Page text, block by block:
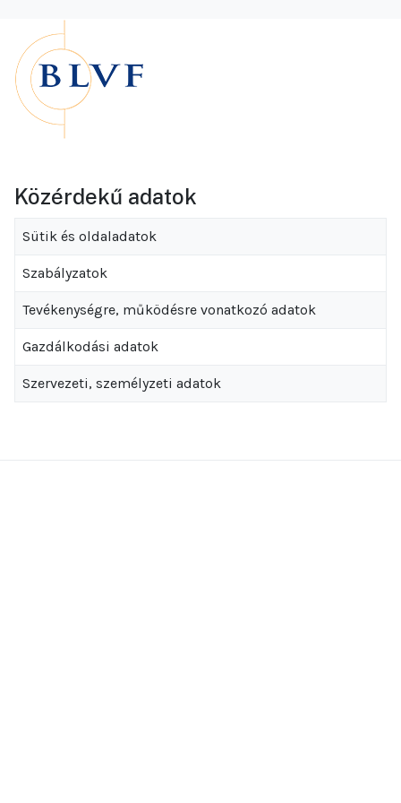
Közérdekű adatok
Sütik és oldaladatok
Szabályzatok
Tevékenységre, működésre vonatkozó adatok
Gazdálkodási adatok
Szervezeti, személyzeti adatok